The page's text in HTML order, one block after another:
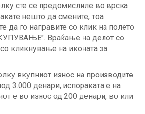
сте се предомислиле во врска
нешто да смените, тоа
да го направите со клик на полето
Враќање на делот со
кликнување на иконата за
вкупниот износ на производите
3.000 денари, испораката е на
е во износ од 200 денари, во или